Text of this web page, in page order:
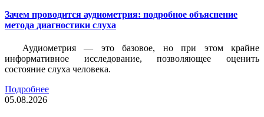
Зачем проводится аудиометрия: подробное объяснение
метода диагностики слуха
Аудиометрия — это базовое, но при этом крайне
информативное исследование, позволяющее оценить
состояние слуха человека.
Подробнее
05.08.2026